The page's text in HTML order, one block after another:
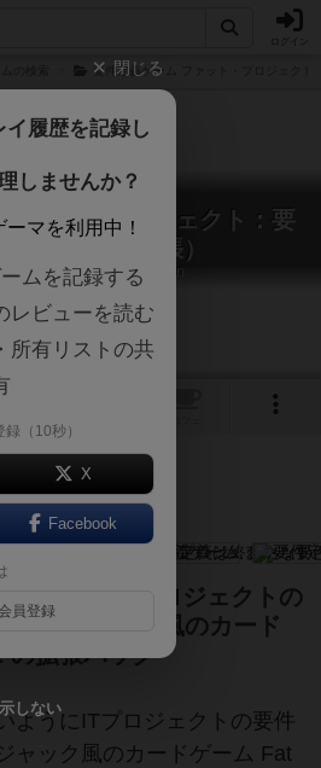
要件定義ゲーム ファット・プロジェクト
ァット・プロジェクト：要
わらない（拡張）
Fat Project: Expantion
いようにITプロジェクトの
ックジャック風のカード
拡張パック
ようにITプロジェクトの要件
ャック風のカードゲーム Fat
閉じる
履歴を記録し
しませんか？
ーマを利用中！
ムを記録する
レビューを読む
所有リストの共
（10秒）
X
Facebook
員登録
しない